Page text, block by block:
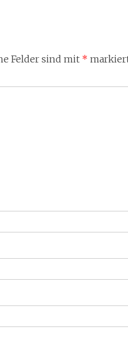
Felder sind mit *